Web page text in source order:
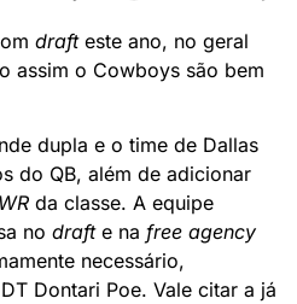
drafteste ano, no geral
assim o Cowboys são bem
dupla e o time de Dallas
do QB, além de adicionar
WR da classe. A equipe
no drafte na free agency
necessário,
Dontari Poe. Vale citar a já